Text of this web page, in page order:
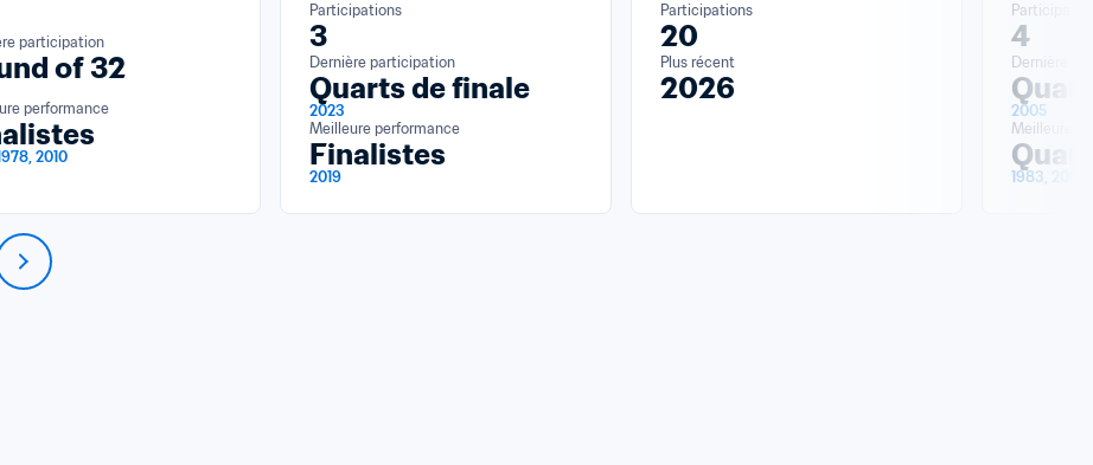
participation
of 32
performance
2010
Participations
3
Dernière participation
Quarts de finale
2023
Meilleure performance
Finalistes
2019
Participations
20
Plus récent
2026
4
Dernière
2005
Meilleure
1983, 2001,